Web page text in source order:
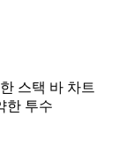
스택 바 차트
한 투수